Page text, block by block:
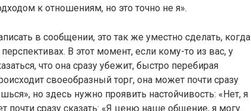
к отношениям, но это точно не я».
в сообщении, это так же уместно сделать, когда
В этот момент, если кому-то из вас, у
что она сразу убежит, быстро перебирая
своеобразный торг, она может почти сразу
но здесь нужно проявить настойчивость: «Нет, я
почти сразу сказать: «Я ценю наше общение, я могу